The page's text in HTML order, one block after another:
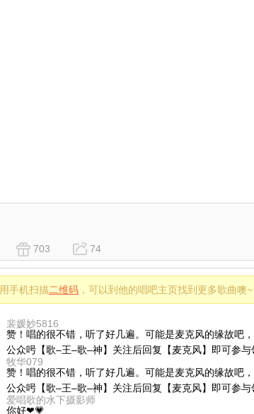
703 74
用手机扫描二维码 ，可以到他的唱吧主页找到更多歌曲噢~
裴媛妙5816
赞！唱的很不错，听了好几遍。可能是麦克风的缘故吧
公众呺【歌–王–歌–神】关注后回复【麦克风】即可参与
牧华079
赞！唱的很不错，听了好几遍。可能是麦克风的缘故吧
公众呺【歌–王–歌–神】关注后回复【麦克风】即可参与
爱唱歌的水下摄影师
你好❤💗